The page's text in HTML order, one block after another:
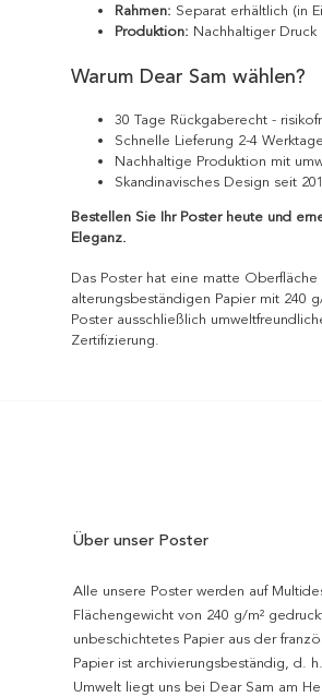
Rahmen: Separat erhältlich (in
Produktion: Nachhaltiger Druck
Warum Dear Sam wählen?
30 Tage Rückgaberecht -
Schnelle Lieferung 2-4 Werktage
Nachhaltige Produktion mit
Skandinavisches Design seit
Bestellen Sie Ihr Poster heute und
Eleganz.
Das Poster hat eine matte
alterungsbeständigen Papier mit 240
Poster ausschließlich
Zertifizierung.
Über unser Poster
Alle unsere Poster werden auf
Flächengewicht von 240 g/m²
unbeschichtetes Papier aus der
Papier ist archivierungsbeständig, d.
Umwelt liegt uns bei Dear Sam am